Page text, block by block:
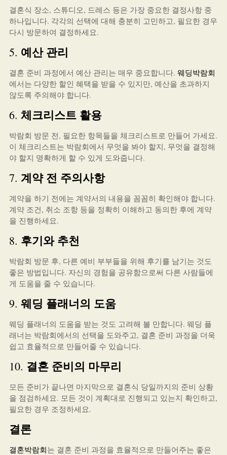
결혼식 장소, 스튜디오, 드레스 등은 가장 중요한 결정사항 중
하나입니다. 각각의 선택에 대해 충분히 고민하고, 필요한 경우
다시 방문하여 결정하세요.
5. 예산 관리
결혼 준비 과정에서 예산 관리는 매우 중요합니다. 웨딩박람회
에서는 다양한 할인 혜택을 받을 수 있지만, 예산을 초과하지
않도록 주의해야 합니다.
6. 체크리스트 활용
박람회 방문 전, 필요한 항목들을 체크리스트로 만들어 가세요.
이 체크리스트는 박람회에서 무엇을 봐야 할지, 무엇을 결정해
야 할지 명확하게 할 수 있게 도와줍니다.
7. 계약 전 주의사항
계약을 하기 전에는 계약서의 내용을 꼼꼼히 확인해야 합니다.
계약 조건, 취소 조항 등을 정확히 이해하고 동의한 후에 계약
을 진행하세요.
8. 후기와 추천
박람회 방문 후, 다른 예비 부부들을 위해 후기를 남기는 것도
좋은 방법입니다. 자신의 경험을 공유함으로써 다른 사람들에
게 도움을 줄 수 있습니다.
9. 웨딩 플래너의 도움
웨딩 플래너의 도움을 받는 것도 고려해 볼 만합니다. 웨딩 플
래너는 박람회에서의 선택을 도와주고, 결혼 준비 과정을 더욱
쉽고 효율적으로 만들어줄 수 있습니다.
10. 결혼 준비의 마무리
모든 준비가 끝나면 마지막으로 결혼식 당일까지의 준비 상황
을 점검하세요. 모든 것이 계획대로 진행되고 있는지 확인하고,
필요한 경우 조정하세요.
결론
결혼박람회는 결혼 준비 과정을 효율적으로 만들어주는 좋은